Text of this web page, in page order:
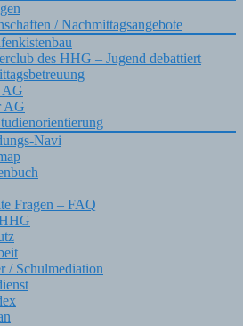
/ Nachmittagsangebote
des HHG – Jugend debattiert
AG
AG
Navi
Fragen – FAQ
/ Schulmediation